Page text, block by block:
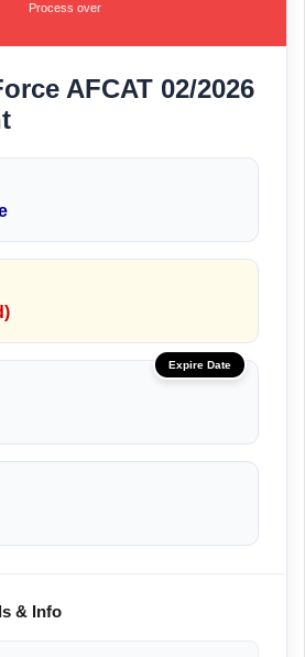
Process over
AFCAT 02/2026
Expire Date
& Info